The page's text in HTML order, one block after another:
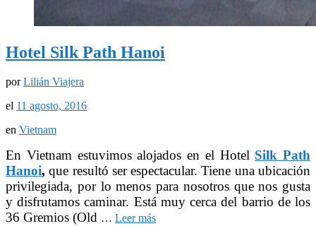
Hotel Silk Path Hanoi
porLilián Viajera
el 11 agosto, 2016
en Vietnam
En Vietnam estuvimos alojados en el Hotel Silk Path
Hanoi,que resultó ser espectacular. Tiene una ubicación
privilegiada, por lo menos para nosotros que nos gusta
y disfrutamos caminar. Está muy cerca del barrio de los
36 Gremios (Old … Leer más